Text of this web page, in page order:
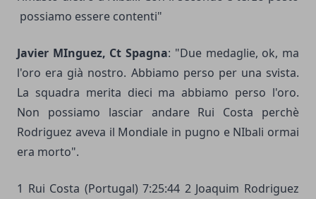
possiamo essere contenti"
Javier MInguez, Ct Spagna: "Due medaglie, ok, ma
l'oro era già nostro. Abbiamo perso per una svista.
La squadra merita dieci ma abbiamo perso l'oro.
Non possiamo lasciar andare Rui Costa perchè
Rodriguez aveva il Mondiale in pugno e NIbali ormai
era morto".
1 Rui Costa (Portugal) 7:25:44 2 Joaquim Rodriguez